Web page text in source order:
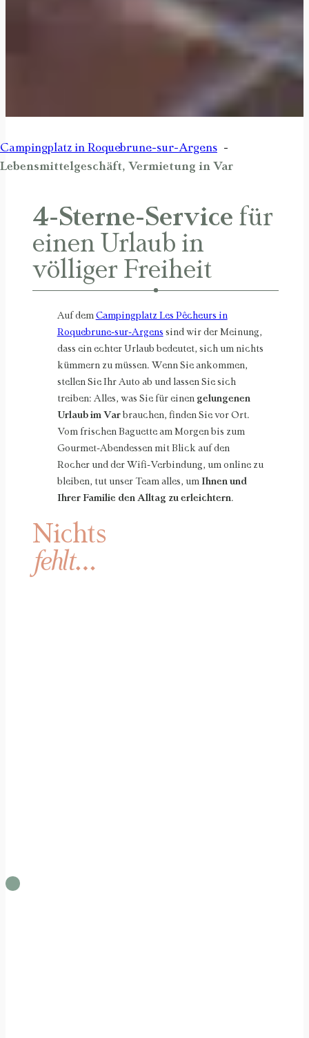
Campingplatz in Roquebrune-sur-Argens
Lebensmittelgeschäft, Vermietung in Var
4-Sterne-Service für
einen Urlaub in
völliger Freiheit
Auf dem Campingplatz Les Pêcheurs in
Roquebrune-sur-Argens sind wir der Meinung,
dass ein echter Urlaub bedeutet, sich um nichts
kümmern zu müssen. Wenn Sie ankommen,
stellen Sie Ihr Auto ab und lassen Sie sich
treiben: Alles, was Sie für einen gelungenen
Urlaub im Varbrauchen, finden Sie vor Ort.
Vom frischen Baguette am Morgen bis zum
Gourmet-Abendessen mit Blick auf den
Rocher und der Wifi-Verbindung, um online zu
bleiben, tut unser Team alles, um Ihnen und
Ihrer Familie den Alltag zu erleichtern.
Nichts
fehlt…